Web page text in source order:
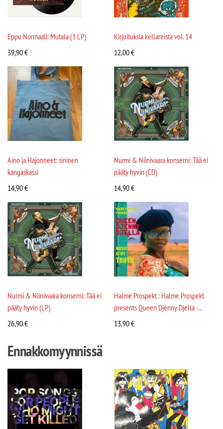
Eppu Normaali: Mutala (3 LP)
39,90€
Kirjoituksia kellareista vol. 14
12,00€
Aino ja Hajonneet: sininen
kangaskassi
14,90€
Nurmi & Niinivaara konserni: Tää ei
pääty hyvin (CD)
14,90€
Nurmi & Niinivaara konserni: Tää ei
pääty hyvin (LP)
26,90€
Halme Prospekt : Halme Prospekt
presents Queen Djenny Djella -...
13,90€
Ennakkomyynnissä